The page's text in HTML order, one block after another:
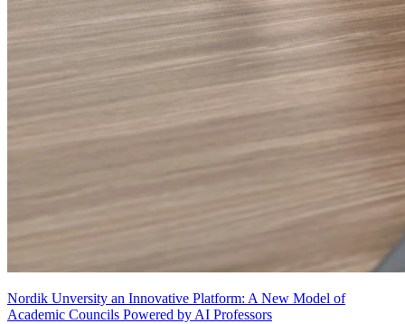
Nordik Unversity an Innovative Platform: A New Model of
Academic Councils Powered by AI Professors